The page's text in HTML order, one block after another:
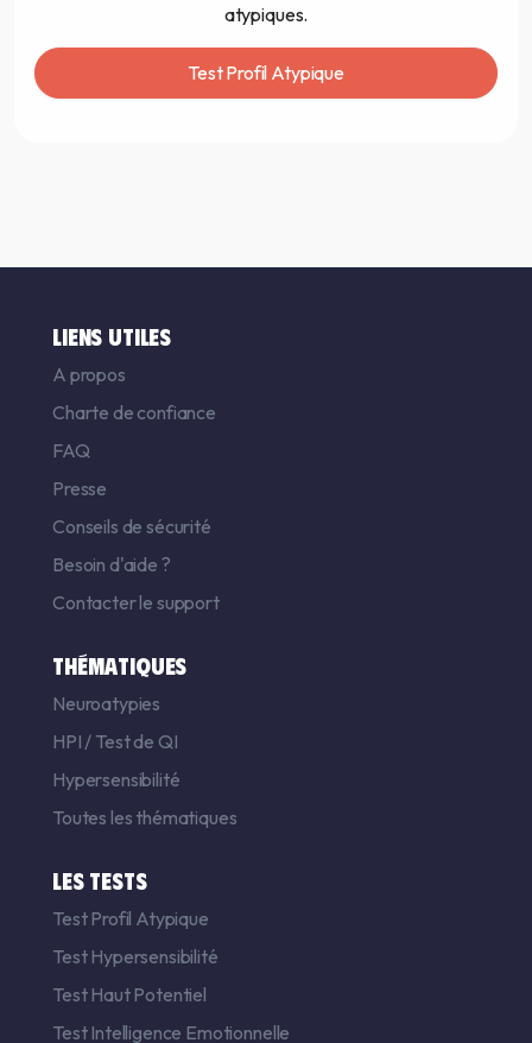
atypiques.
Test Profil Atypique
LIENS UTILES
A propos
Charte de confiance
FAQ
Presse
Conseils de sécurité
Besoin d'aide ?
Contacter le support
THÉMATIQUES
Neuroatypies
HPI / Test de QI
Hypersensibilité
Toutes les thématiques
LES TESTS
Test Profil Atypique
Test Hypersensibilité
Test Haut Potentiel
Test Intelligence Emotionnelle